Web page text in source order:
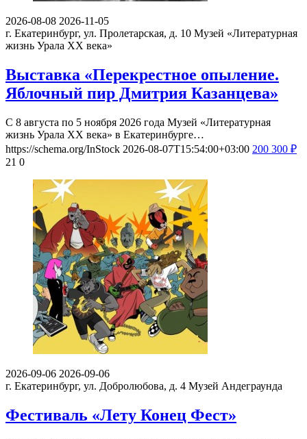
2026-08-08 2026-11-05
г. Екатеринбург, ул. Пролетарская, д. 10 Музей «Литературная
жизнь Урала ХХ века»
Выставка «Перекрестное опыление.
Яблочный пир Дмитрия Казанцева»
С 8 августа по 5 ноября 2026 года Музей «Литературная
жизнь Урала ХХ века» в Екатеринбурге…
https://schema.org/InStock 2026-08-07T15:54:00+03:00 200 300 ₽
21 0
2026-09-06 2026-09-06
г. Екатеринбург, ул. Добролюбова, д. 4 Музей Андеграунда
Фестиваль «Лету Конец Фест»